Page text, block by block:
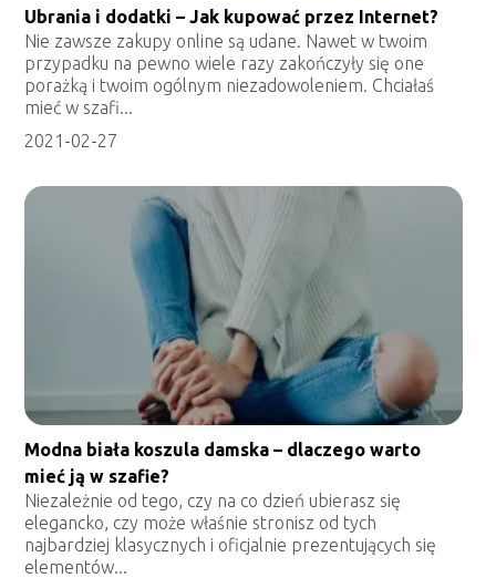
Ubrania i dodatki – Jak kupować przez Internet?
Nie zawsze zakupy online są udane. Nawet w twoim
przypadku na pewno wiele razy zakończyły się one
porażką i twoim ogólnym niezadowoleniem. Chciałaś
mieć w szafi...
2021-02-27
Modna biała koszula damska – dlaczego warto
mieć ją w szafie?
Niezależnie od tego, czy na co dzień ubierasz się
elegancko, czy może właśnie stronisz od tych
najbardziej klasycznych i oficjalnie prezentujących się
elementów...